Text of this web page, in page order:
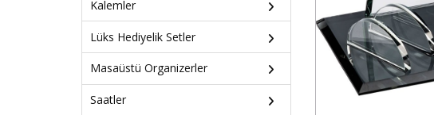
Kalemler
Lüks Hediyelik Setler
Masaüstü Organizerler
Saatler